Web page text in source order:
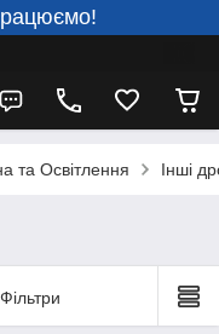
та Освітлення Інші
Фільтри